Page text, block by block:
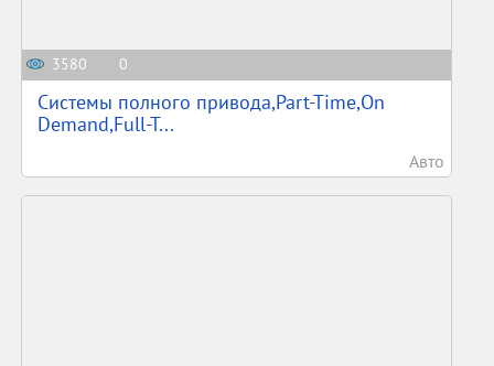
3580 0
Системы полного привода,Part-Time,On
Demand,Full-T...
Авто